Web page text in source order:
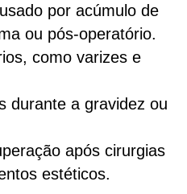
por acúmulo de
ou pós-operatório.
como varizes e
durante a gravidez ou
após cirurgias
estéticos.